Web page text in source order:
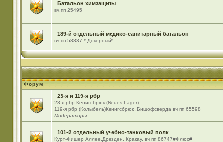
Батальон химзащиты
вч.пп 25495
189-й отдельный медико-санитарный батальон
вч пп 58837 * Докерный*
Форум
23-я и 119-я рбр
23-я рбр Кенигсбрюк (Neues Lager)
119-я рбр (Колыбель)Кенигсбрюк ,Бишофсверда вч пп 65598
Модераторы:
101-й отдельный учебно-танковый полк
Курт-Фишер Аллее,Дрезден, Кракау, вч пп 86747#Флюс#